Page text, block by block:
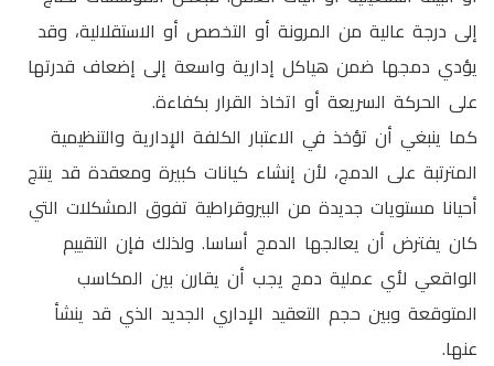
إلى درجة عالية من المرونة أو التخصص أو الاستقلالية، وقد
يؤدي دمجها ضمن هياكل إدارية واسعة إلى إضعاف قدرتها
على الحركة السريعة أو اتخاذ القرار بكفاءة.
كما ينبغي أن تؤخذ في الاعتبار الكلفة الإدارية والتنظيمية
المترتبة على الدمج، لأن إنشاء كيانات كبيرة ومعقدة قد ينتج
أحيانا مستويات جديدة من البيروقراطية تفوق المشكلات التي
كان يفترض أن يعالجها الدمج أساسا. ولذلك فإن التقييم
الواقعي لأي عملية دمج يجب أن يقارن بين المكاسب
المتوقعة وبين حجم التعقيد الإداري الجديد الذي قد ينشأ
عنها.